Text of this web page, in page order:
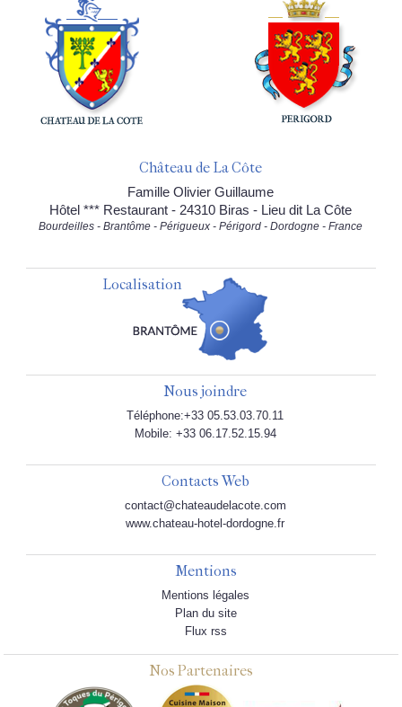
Château de La Côte
Famille Olivier Guillaume
Hôtel *** Restaurant - 24310 Biras - Lieu dit La Côte
Bourdeilles - Brantôme - Périgueux - Périgord - Dordogne - France
Localisation
Nous joindre
Téléphone:+33 05.53.03.70.11
Mobile: +33 06.17.52.15.94
Contacts Web
contact@chateaudelacote.com
www.chateau-hotel-dordogne.fr
Mentions
Mentions légales
Plan du site
Flux rss
Nos Partenaires